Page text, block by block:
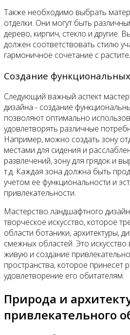
Также необходимо выбрать
отделки. Они могут быть
дерево, кирпич, стекло и другие.
должен соответствовать стилю
гармоничное сочетание с
Создание
Следующий важный аспект
дизайна - создание
позволяют оптимально
удовлетворять различные
Например, можно создать зону
местами для сидения и
развлечений, зону для грядок и
т.д. Каждая зона должна быть
учетом ее функциональности и
привлекательности.
Мастерство ландшафтного
творческое искусство, которое
области ботаники, архитектуры,
смежных областей. Это
живую и создание
пространства, которое принесет
удовлетворение его обитателям.
Природа и
привлекательного